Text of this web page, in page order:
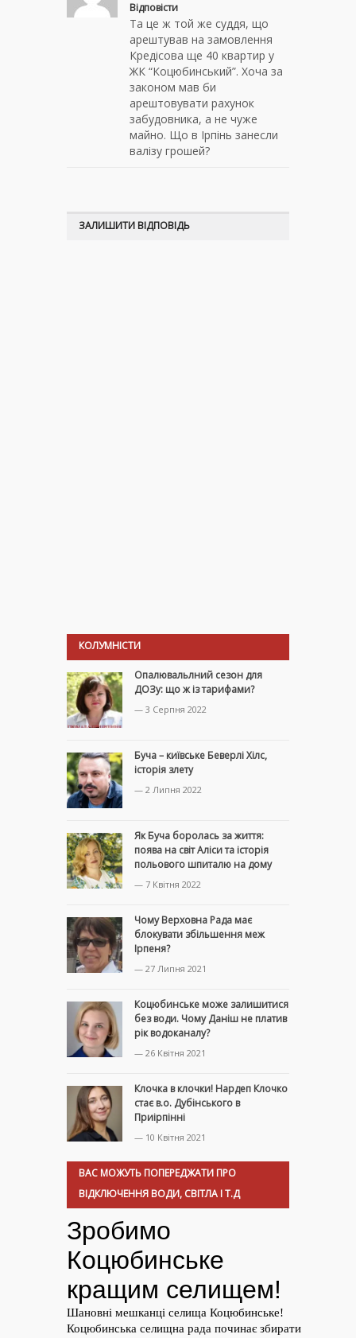
Відповісти
Та це ж той же суддя, що
арештував на замовлення
Кредісова ще 40 квартир у
ЖК “Коцюбинський”. Хоча за
законом мав би
арештовувати рахунок
забудовника, а не чуже
майно. Що в Ірпінь занесли
валізу грошей?
ЗАЛИШИТИ ВІДПОВІДЬ
КОЛУМНІСТИ
Опалювальлний сезон для
ДОЗу: що ж із тарифами?
— 3 Серпня 2022
Буча – київське Беверлі Хілс,
історія злету
— 2 Липня 2022
Як Буча боролась за життя:
поява на світ Аліси та історія
польового шпиталю на дому
— 7 Квітня 2022
Чому Верховна Рада має
блокувати збільшення меж
Ірпеня?
— 27 Липня 2021
Коцюбинське може залишитися
без води. Чому Даніш не платив
рік водоканалу?
— 26 Квітня 2021
Клочка в клочки! Нардеп Клочко
стає в.о. Дубінського в
Приірпінні
— 10 Квітня 2021
ВАС МОЖУТЬ ПОПЕРЕДЖАТИ ПРО
ВІДКЛЮЧЕННЯ ВОДИ, СВІТЛА І Т.Д